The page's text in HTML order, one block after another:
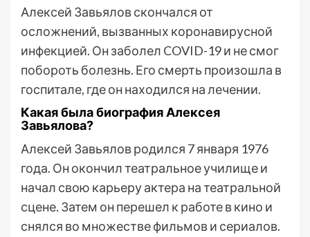
Алексей Завьялов скончался от
осложнений, вызванных коронавирусной
инфекцией. Он заболел COVID-19 и не смог
побороть болезнь. Его смерть произошла в
госпитале, где он находился на лечении.
Какая была биография Алексея
Завьялова?
Алексей Завьялов родился 7 января 1976
года. Он окончил театральное училище и
начал свою карьеру актера на театральной
сцене. Затем он перешел к работе в кино и
снялся во множестве фильмов и сериалов.